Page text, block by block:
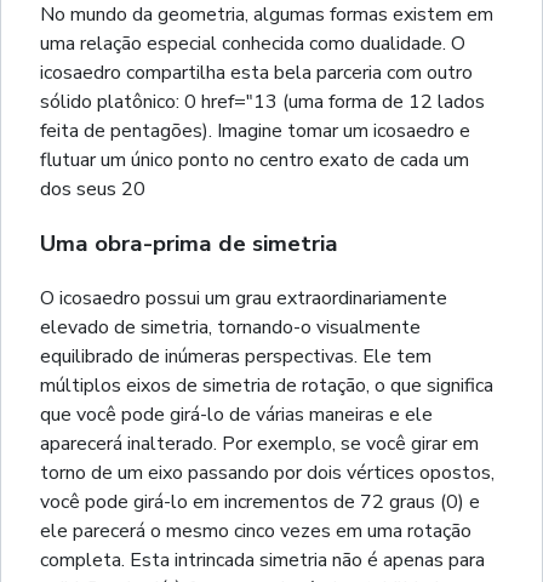
No mundo da geometria, algumas formas existem em
uma relação especial conhecida como dualidade. O
icosaedro compartilha esta bela parceria com outro
sólido platônico: 0 href="13 (uma forma de 12 lados
feita de pentagões). Imagine tomar um icosaedro e
flutuar um único ponto no centro exato de cada um
dos seus 20
Uma obra-prima de simetria
O icosaedro possui um grau extraordinariamente
elevado de simetria, tornando-o visualmente
equilibrado de inúmeras perspectivas. Ele tem
múltiplos eixos de simetria de rotação, o que significa
que você pode girá-lo de várias maneiras e ele
aparecerá inalterado. Por exemplo, se você girar em
torno de um eixo passando por dois vértices opostos,
você pode girá-lo em incrementos de 72 graus (0) e
ele parecerá o mesmo cinco vezes em uma rotação
completa. Esta intrincada simetria não é apenas para